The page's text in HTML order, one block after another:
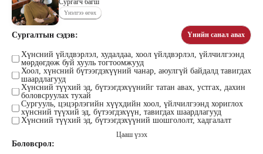
Сургагч багш
Үнэлгээ өгөх
Сургалтын сэдэв: Үнийн санал авах
Хүнсний үйлдвэрлэл, худалдаа, хоол үйлдвэрлэл, үйлчилгээнд
мөрдөгдөж буй хууль тогтоомжууд
Хоол, хүнсний бүтээгдэхүүний чанар, аюулгүй байдалд тавигдах
шаардлагууд
Хүнсний түүхий эд, бүтээгдэхүүнийг татан авах, устгах, дахин
боловсруулах тухай
Сургууль, цэцэрлэгийн хүүхдийн хоол, үйлчилгээнд хориглох
хүнсний түүхий эд, бүтээгдэхүүн, тавигдах шаардлагууд
Хүнсний түүхий эд, бүтээгдэхүүний шошгололт, хадгалалт
Цааш үзэх
Боловсрол:
Наран анд консалтинг” ХХК-ийн
Захирал
Бээжин Солонгоо
Франклинкови Монгол ХХК
трэйнер, олон улсын сургагч багш,